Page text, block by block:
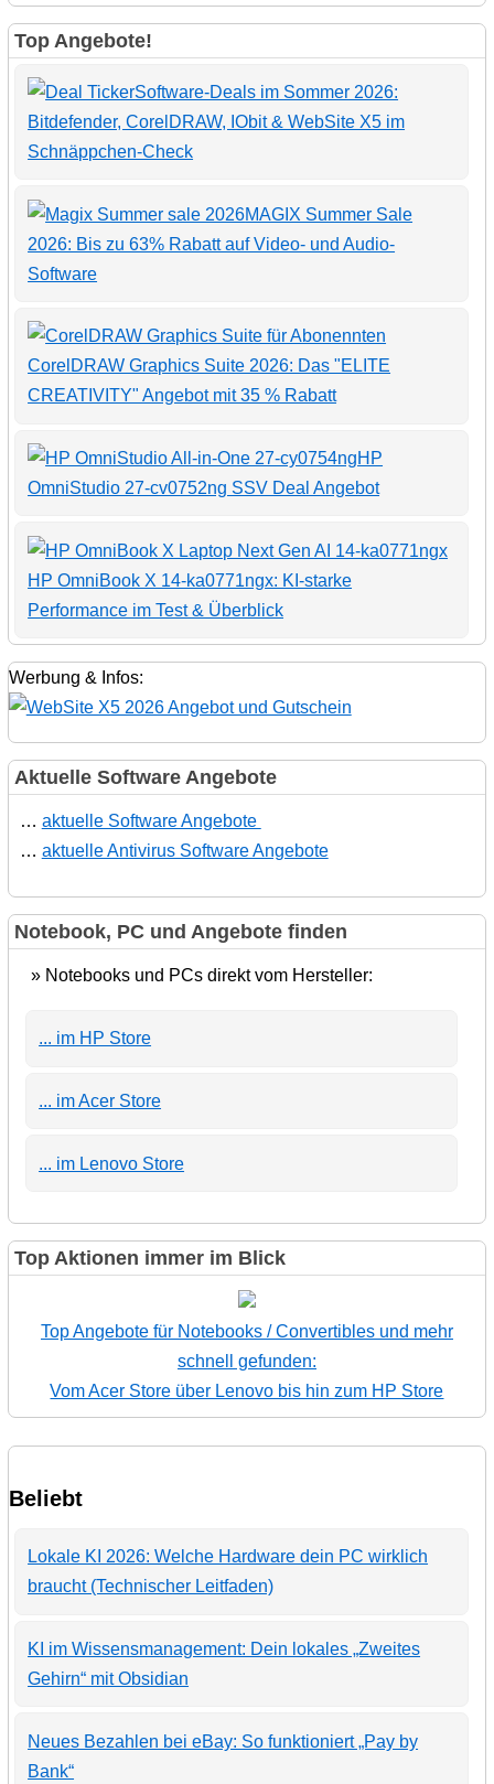
Top Angebote!
Software-Deals im Sommer 2026:
Bitdefender, CorelDRAW, IObit & WebSite X5 im
Schnäppchen-Check
MAGIX Summer Sale
2026: Bis zu 63% Rabatt auf Video- und Audio-
Software
CorelDRAW Graphics Suite 2026: Das "ELITE
CREATIVITY" Angebot mit 35 % Rabatt
HP
OmniStudio 27-cv0752ng SSV Deal Angebot
HP OmniBook X 14-ka0771ngx: KI-starke
Performance im Test & Überblick
Werbung & Infos:
Aktuelle Software Angebote
… aktuelle Software Angebote
… aktuelle Antivirus Software Angebote
Notebook, PC und Angebote finden
» Notebooks und PCs direkt vom Hersteller:
... im HP Store
... im Acer Store
... im Lenovo Store
Top Aktionen immer im Blick
Top Angebote für Notebooks / Convertibles und mehr
schnell gefunden:
Vom Acer Store über Lenovo bis hin zum HP Store
Beliebt
Lokale KI 2026: Welche Hardware dein PC wirklich
braucht (Technischer Leitfaden)
KI im Wissensmanagement: Dein lokales „Zweites
Gehirn“ mit Obsidian
Neues Bezahlen bei eBay: So funktioniert „Pay by
Bank“